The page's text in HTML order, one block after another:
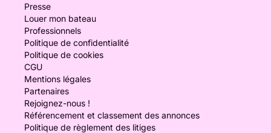
Presse
Louer mon bateau
Professionnels
Politique de confidentialité
Politique de cookies
CGU
Mentions légales
Partenaires
Rejoignez-nous !
Référencement et classement des annonces
Politique de règlement des litiges